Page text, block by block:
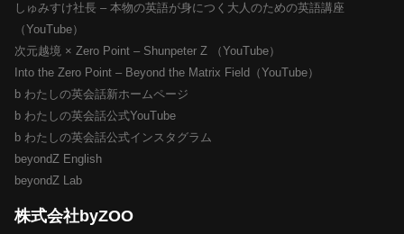
しゅみすけ社長 – 本物の英語が身につく大人のための英語講座
（YouTube）
次元越境 × Zero Point – Shunpeter Z （YouTube）
Into the Zero Point – Beyond the Matrix Field（YouTube）
b わたしの英会話新ホームページ
b わたしの英会話公式YouTube
b わたしの英会話公式インスタグラム
beyondZ English
beyondZ Lab
株式会社byZOO